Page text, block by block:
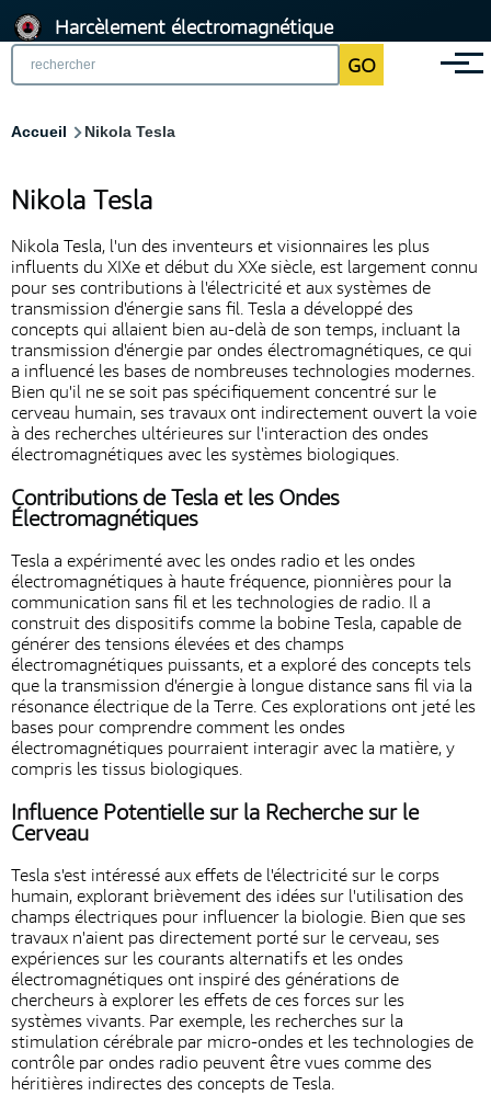
Aller
au
contenu
GO
Harcèlement électromagnétique
Menu
Fil
Accueil Nikola Tesla
Nikola Tesla
Nikola Tesla, l'un des inventeurs et visionnaires les plus
influents du XIXe et début du XXe siècle, est largement connu
pour ses contributions à l'électricité et aux systèmes de
transmission d'énergie sans fil. Tesla a développé des
concepts qui allaient bien au-delà de son temps, incluant la
transmission d'énergie par ondes électromagnétiques, ce qui
a influencé les bases de nombreuses technologies modernes.
Bien qu'il ne se soit pas spécifiquement concentré sur le
cerveau humain, ses travaux ont indirectement ouvert la voie
à des recherches ultérieures sur l'interaction des ondes
électromagnétiques avec les systèmes biologiques.
Contributions de Tesla et les Ondes
Électromagnétiques
Tesla a expérimenté avec les ondes radio et les ondes
électromagnétiques à haute fréquence, pionnières pour la
communication sans fil et les technologies de radio. Il a
construit des dispositifs comme la bobine Tesla, capable de
générer des tensions élevées et des champs
électromagnétiques puissants, et a exploré des concepts tels
que la transmission d'énergie à longue distance sans fil via la
résonance électrique de la Terre. Ces explorations ont jeté les
bases pour comprendre comment les ondes
électromagnétiques pourraient interagir avec la matière, y
compris les tissus biologiques.
Influence Potentielle sur la Recherche sur le
Cerveau
Tesla s'est intéressé aux effets de l'électricité sur le corps
humain, explorant brièvement des idées sur l'utilisation des
champs électriques pour influencer la biologie. Bien que ses
travaux n'aient pas directement porté sur le cerveau, ses
expériences sur les courants alternatifs et les ondes
électromagnétiques ont inspiré des générations de
chercheurs à explorer les effets de ces forces sur les
systèmes vivants. Par exemple, les recherches sur la
stimulation cérébrale par micro-ondes et les technologies de
contrôle par ondes radio peuvent être vues comme des
héritières indirectes des concepts de Tesla.